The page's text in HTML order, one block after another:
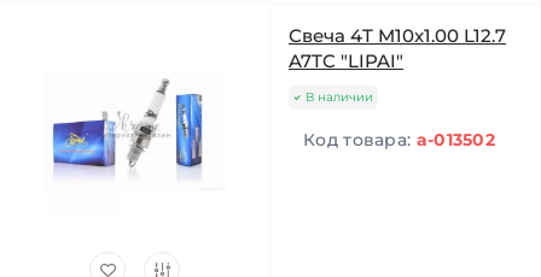
Свеча 4T M10x1.00 L12.7
A7TC "LIPAI"
В наличии
Код товара: a-013502